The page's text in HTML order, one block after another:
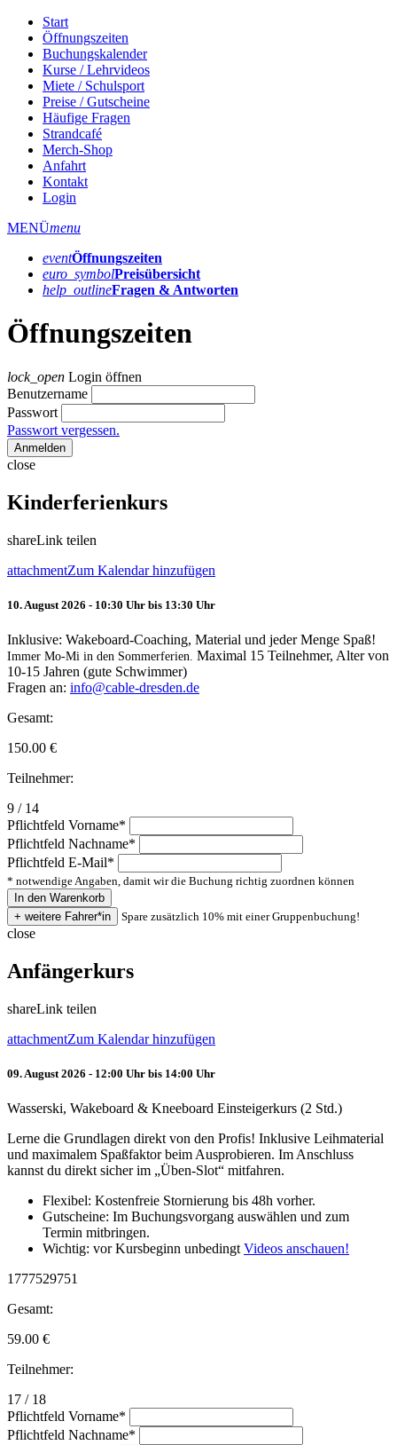
Start
Öffnungszeiten
Buchungskalender
Kurse / Lehrvideos
Miete / Schulsport
Preise / Gutscheine
Häufige Fragen
Strandcafé
Merch-Shop
Anfahrt
Kontakt
Login
MENÜmenu
eventÖffnungs­zeiten
euro_symbolPreis­übersicht
help_outlineFragen & Antworten
Öffnungszeiten
lock_open Login öffnen
Benutzername
Passwort
Passwort vergessen.
Anmelden
close
Kinderferienkurs
shareLink teilen
attachmentZum Kalendar hinzufügen
10. August 2026 - 10:30 Uhr bis 13:30 Uhr
Inklusive: Wakeboard-Coaching, Material und jeder Menge Spaß!
Immer Mo-Mi in den Sommerferien. Maximal 15 Teilnehmer, Alter von
10-15 Jahren (gute Schwimmer)
Fragen an: info@cable-dresden.de
Gesamt:
150.00 €
Teilnehmer:
9 / 14
Pflichtfeld Vorname*
Pflichtfeld Nachname*
Pflichtfeld E-Mail*
* notwendige Angaben, damit wir die Buchung richtig zuordnen können
Spare zusätzlich 10% mit einer Gruppenbuchung!
close
Anfängerkurs
shareLink teilen
attachmentZum Kalendar hinzufügen
09. August 2026 - 12:00 Uhr bis 14:00 Uhr
Wasserski, Wakeboard & Kneeboard Einsteigerkurs (2 Std.)
Lerne die Grundlagen direkt von den Profis! Inklusive Leihmaterial
und maximalem Spaßfaktor beim Ausprobieren. Im Anschluss
kannst du direkt sicher im „Üben-Slot“ mitfahren.
Flexibel: Kostenfreie Stornierung bis 48h vorher.
Gutscheine: Im Buchungsvorgang auswählen und zum
Termin mitbringen.
Wichtig: vor Kursbeginn unbedingt Videos anschauen!
1777529751
Gesamt:
59.00 €
Teilnehmer:
17 / 18
Pflichtfeld Vorname*
Pflichtfeld Nachname*